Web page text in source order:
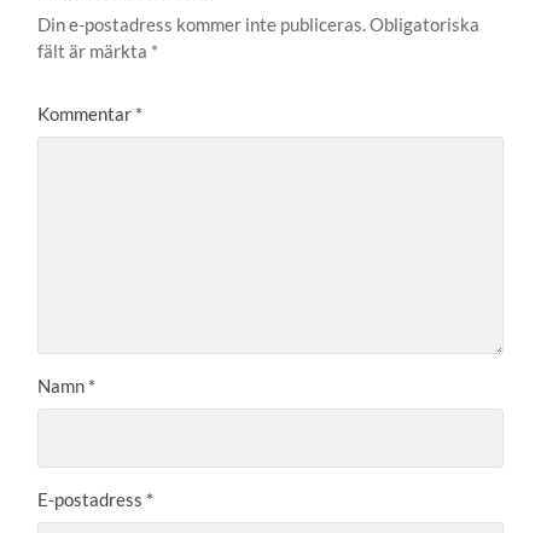
Din e-postadress kommer inte publiceras. Obligatoriska
fält är märkta *
Kommentar *
Namn *
E-postadress *